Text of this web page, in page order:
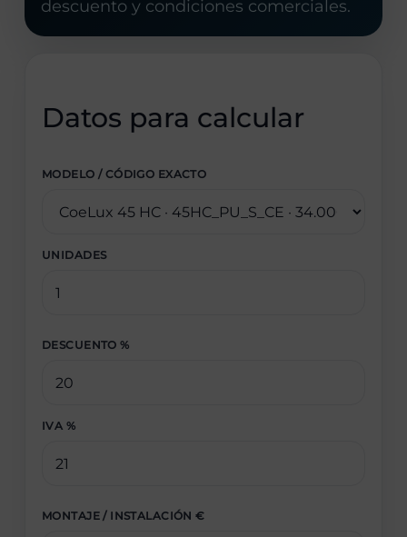
descuento y condiciones comerciales.
Datos para calcular
MODELO / CÓDIGO EXACTO
UNIDADES
DESCUENTO %
IVA %
MONTAJE / INSTALACIÓN €